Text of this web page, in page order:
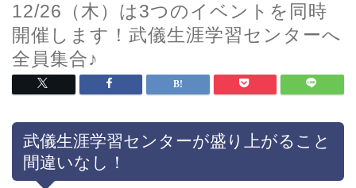
12/26（木）は3つのイベントを同時
開催します！武儀生涯学習センターへ
全員集合♪
武儀生涯学習センターが盛り上がること
間違いなし！